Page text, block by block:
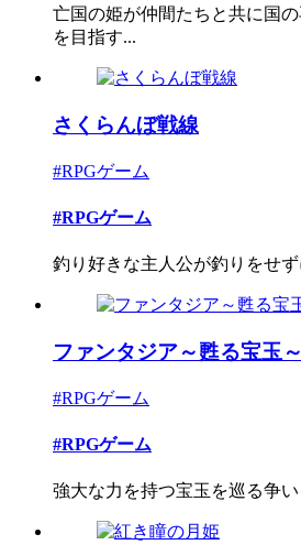
亡国の姫が仲間たちと共に国
を目指す...
さくらんぼ戦線
#RPGゲーム
#RPGゲーム
釣り好きな主人公が釣りをせ
ファンタジア～甦る宝玉～
#RPGゲーム
#RPGゲーム
強大な力を持つ宝玉を巡る争